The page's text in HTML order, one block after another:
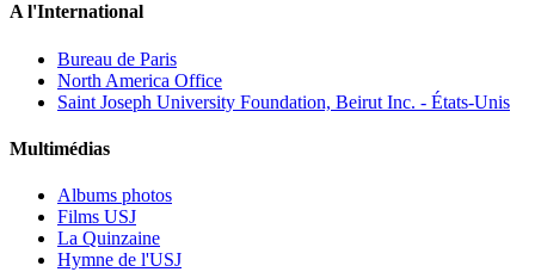
A l'International
Bureau de Paris
North America Office
Saint Joseph University Foundation, Beirut Inc. - États-Unis
Multimédias
Albums photos
Films USJ
La Quinzaine
Hymne de l'USJ